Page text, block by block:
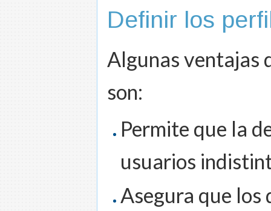
Definir los
Algunas ventajas
son:
Permite que la
usuarios
Asegura que los